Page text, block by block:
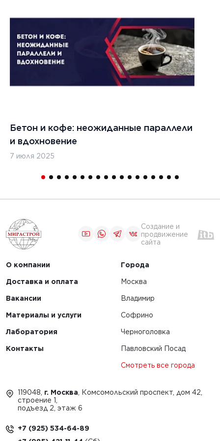
г.
Бетон и кофе: неожиданные параллели
и вдохновение
7 июля 2025
Создание и
продвижение
сайта
О компании
Доставка и оплата
Вакансии
Материалы и услуги
Лаборатория
Контакты
Города
Москва
Владимир
Софрино
Черноголовка
Павловский Посад
Смотреть все города
119048, г. Москва , Комсомольский проспект, дом 42,
строение 1,
подъезд 2, этаж 6
+7 (925) 534-64-89